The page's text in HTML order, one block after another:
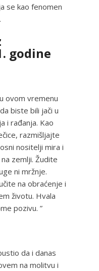
se kao fenomen
godine
ovom vremenu
biste bili jači u
i rađanja. Kao
razmišljajte
nositelji mira i
zemlji. Žudite
ni mržnje.
na obraćenje i
životu. Hvala
pozivu. ”
da i danas
na molitvu i